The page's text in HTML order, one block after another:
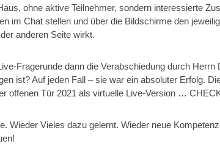
ohne aktive Teilnehmer, sondern interessierte
im Chat stellen und über die Bildschirme den
anderen Seite wirkt.
Fragerunde dann die Verabschiedung durch
ist? Auf jeden Fall – sie war ein absoluter Erfolg.
offenen Tür 2021 als virtuelle Live-Version …
Wieder Vieles dazu gelernt. Wieder neue